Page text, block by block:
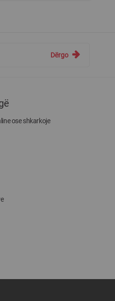
Dërgo
ose shkarkoje